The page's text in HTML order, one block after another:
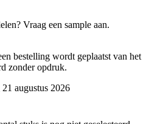
Vraag een sample aan.
bestelling wordt geplaatst van het
zonder opdruk.
augustus 2026